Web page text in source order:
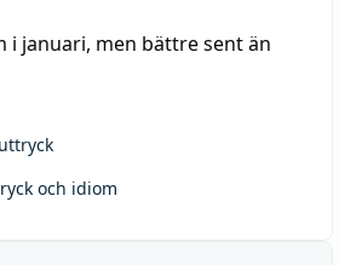
i januari, men bättre sent än
och idiom